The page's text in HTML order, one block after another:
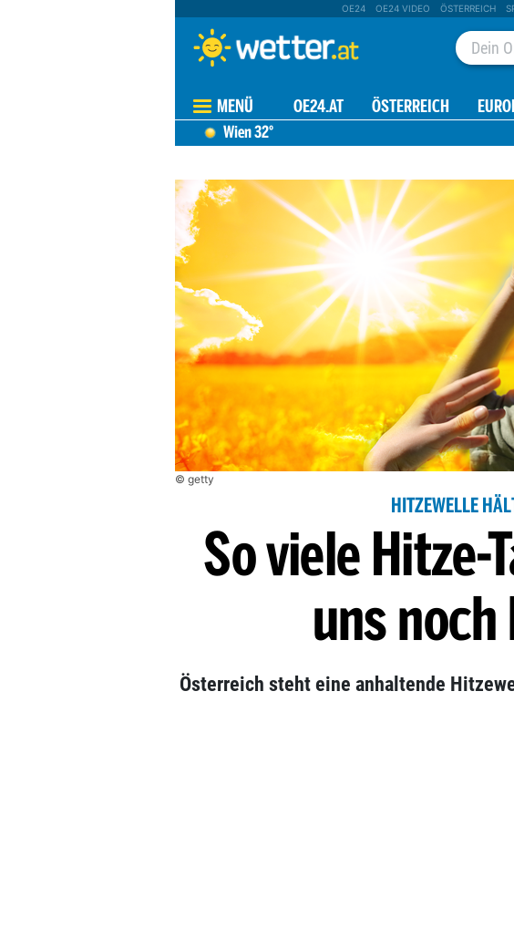
OE24 OE24 VIDEO ÖSTERREICH
MENÜ OE24.AT ÖSTERREICH
Wien32°
© getty
HITZEWELLE
So viele Hitze-
uns noch
Österreich steht eine anhaltende